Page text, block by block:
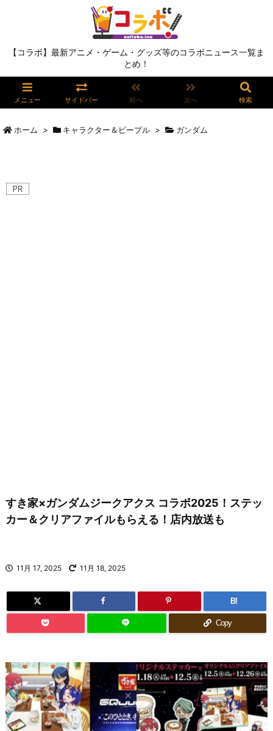
【コラボ】最新アニメ・ゲーム・グッズ等のコラボニュース一覧ま
とめ！
メニュー サイドバー 前へ 次へ 検索
ホーム > キャラクター＆ピープル > ガンダム
すき家×ガンダムジークアクス コラボ2025！ステッ
カー＆クリアファイルもらえる！店内放送も
11月 17, 2025 11月 18, 2025
B!
Copy